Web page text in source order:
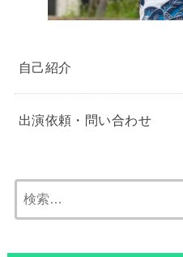
自己紹介
出演依頼・問い合わせ